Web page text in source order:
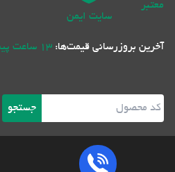
سایت ایمن
آخرین بروزرسانی قیمت‌ها: 13 ساعت پیش
جستجو